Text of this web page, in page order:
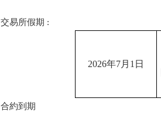
交易所假期 :
2026年7月 1 日
合約到期